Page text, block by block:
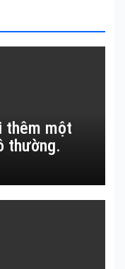
thêm một
thường.